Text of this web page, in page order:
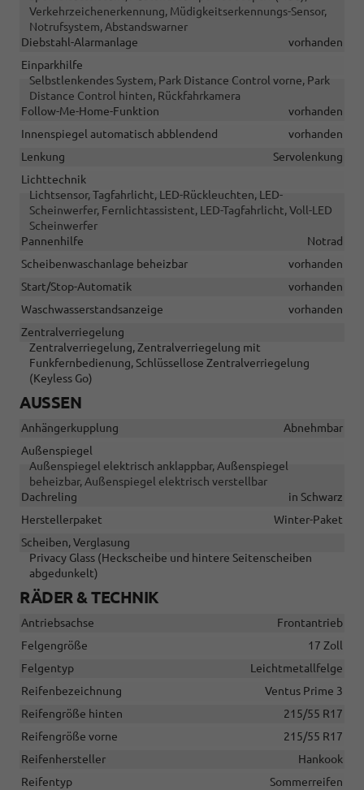
Verkehrzeichenerkennung, Müdigkeitserkennungs-Sensor,
Notrufsystem, Abstandswarner
Diebstahl-Alarmanlage
vorhanden
Einparkhilfe
Selbstlenkendes System, Park Distance Control vorne, Park
Distance Control hinten, Rückfahrkamera
Follow-Me-Home-Funktion
vorhanden
Innenspiegel automatisch abblendend
vorhanden
Lenkung
Servolenkung
Lichttechnik
Lichtsensor, Tagfahrlicht, LED-Rückleuchten, LED-
Scheinwerfer, Fernlichtassistent, LED-Tagfahrlicht, Voll-LED
Scheinwerfer
Pannenhilfe
Notrad
Scheibenwaschanlage beheizbar
vorhanden
Start/Stop-Automatik
vorhanden
Waschwasserstandsanzeige
vorhanden
Zentralverriegelung
Zentralverriegelung, Zentralverriegelung mit
Funkfernbedienung, Schlüssellose Zentralverriegelung
(Keyless Go)
AUSSEN
Anhängerkupplung
Abnehmbar
Außenspiegel
Außenspiegel elektrisch anklappbar, Außenspiegel
beheizbar, Außenspiegel elektrisch verstellbar
Dachreling
in Schwarz
Herstellerpaket
Winter-Paket
Scheiben, Verglasung
Privacy Glass (Heckscheibe und hintere Seitenscheiben
abgedunkelt)
RÄDER & TECHNIK
Antriebsachse
Frontantrieb
Felgengröße
17 Zoll
Felgentyp
Leichtmetallfelge
Reifenbezeichnung
Ventus Prime 3
Reifengröße hinten
215/55 R17
Reifengröße vorne
215/55 R17
Reifenhersteller
Hankook
Reifentyp
Sommerreifen